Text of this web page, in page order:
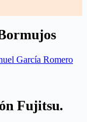
García Romero
Fujitsu.